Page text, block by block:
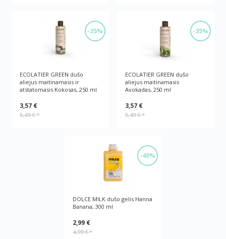
-35%
ECOLATIER GREEN dušo
aliejus maitinamasis ir
atstatomasis Kokosas, 250 ml
3,57 €
5,49 €*
-35%
ECOLATIER GREEN dušo
aliejus maitinamasis
Avokadas, 250 ml
3,57 €
5,49 €*
-40%
DOLCE MILK dušo gelis Hanna
Banana, 300 ml
2,99 €
4,99 €*